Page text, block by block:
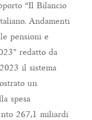
“Il Bilancio
Andamenti
pensioni e
redatto da
il sistema
un
spesa
267,1 miliardi